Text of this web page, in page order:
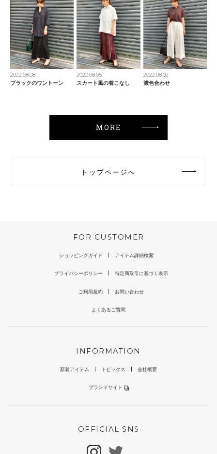
2022.08.08
ブラックのワントーン
2022.08.05
スカート風の着こなし
2022.08.02
濃色合わせ
MORE
トップページへ
FOR CUSTOMER
ショッピングガイド アイテム詳細検索
プライバシーポリシー 特定商取引に基づく表示
ご利用規約 お問い合わせ
よくあるご質問
INFORMATION
新着アイテム トピックス 会社概要
ブランドサイト
OFFICIAL SNS